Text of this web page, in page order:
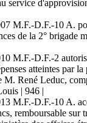
service
M.F.-D.F.-10 A.
de la 2° brigade
M.F.-D.F.-2
atteintes par
M. René Leduc,
| 946 |
M.F.-D.F.-10 A.
remboursable sur